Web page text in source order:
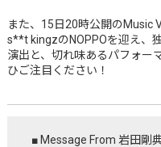
また、15日20時公開のMusic
s**t kingzのNOPPOを迎え、
演出と、切れ味あるパフォー
ひご注目ください！
■ Message From 岩田剛